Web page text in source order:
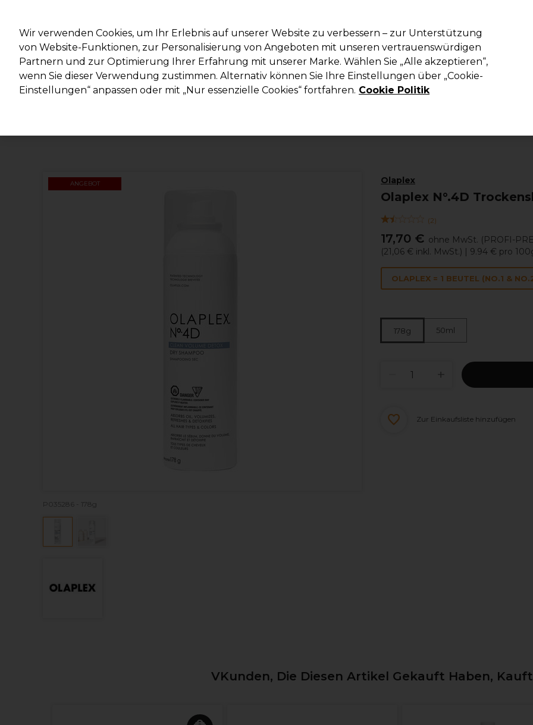
Suchen
Marken Deals Haare Elektrogeräte Saloneinrichtung Kosmetik Herrenfriseur Inspiration Die Professional
Lieferung und Lieferzeiten
Olaplex
Olaplex N°.4D
(2)
17,70 € ohne MwSt. (PROFI-
(21,06 € inkl. MwSt.) | 9.94 € pro
ANGEBOT
P035286 - 178g
OLAPLEX = 1 BEUTEL (NO.1 &
178g 50ml
Zur Einkaufsliste hinzufügen
VKunden, Die Diesen Artikel Gekauft Haben,
Wir verwenden Cookies, um Ihr Erlebnis auf unserer Website zu verbessern – zur Unterstützung
von Website-Funktionen, zur Personalisierung von Angeboten mit unseren vertrauenswürdigen
Partnern und zur Optimierung Ihrer Erfahrung mit unserer Marke. Wählen Sie „Alle akzeptieren“,
wenn Sie dieser Verwendung zustimmen. Alternativ können Sie Ihre Einstellungen über „Cookie-
Einstellungen“ anpassen oder mit „Nur essenzielle Cookies“ fortfahren. Cookie Politik